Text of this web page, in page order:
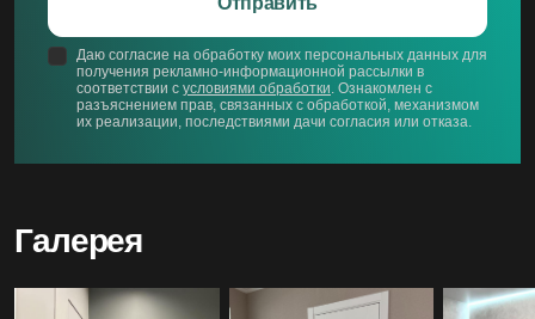
Даю согласие на обработку моих персональных данных для
получения рекламно-информационной рассылки в
соответствии с условиями обработки . Ознакомлен с
разъяснением прав, связанных с обработкой, механизмом
их реализации, последствиями дачи согласия или отказа.
Галерея